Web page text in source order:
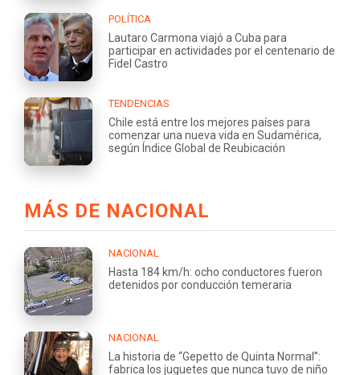
POLÍTICA
Lautaro Carmona viajó a Cuba para
participar en actividades por el centenario de
Fidel Castro
TENDENCIAS
Chile está entre los mejores países para
comenzar una nueva vida en Sudamérica,
según Índice Global de Reubicación
MÁS DE NACIONAL
NACIONAL
Hasta 184 km/h: ocho conductores fueron
detenidos por conducción temeraria
NACIONAL
La historia de “Gepetto de Quinta Normal”:
fabrica los juguetes que nunca tuvo de niño